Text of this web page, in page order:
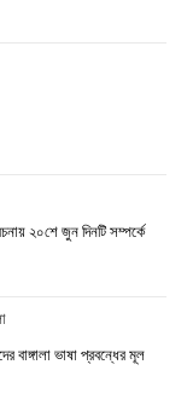
২০শে জুন দিনটি সম্পর্কে
বাঙ্গালা ভাষা প্রবন্ধের মূল